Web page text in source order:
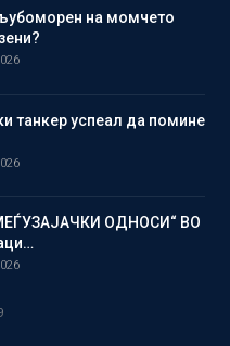
на момчето
танкер успеал да помине
ОДНОСИ“ ВО